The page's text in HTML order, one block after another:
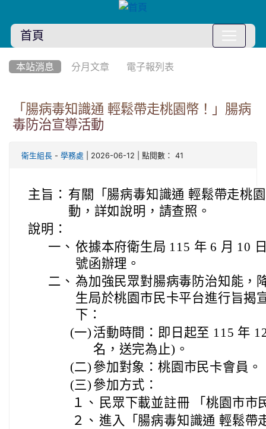
首頁
本站消息 分月文章 電子報列表
「腸病毒知識通 輕鬆帶走桃園幣！」腸病
毒防治宣導活動
衛生組長 - 學務處 | 2026-06-12 | 點閱數： 41
主旨： 有關「腸病毒知識通 輕鬆帶走桃
動，詳如說明，請查照。
說明：
一、 依據本府衛生局 115 年 6 月 10
號函辦理。
二、 為加強民眾對腸病毒防治知能，
生局於桃園市民卡平台進行旨揭
下：
(一) 活動時間：即日起至 115 年
名，送完為止)。
(二) 參加對象：桃園市民卡會員。
(三) 參加方式：
１、 民眾下載並註冊 「桃園市市
２、 進入「腸病毒知識通 輕鬆帶